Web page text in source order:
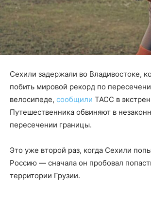
Сехили задержали во Владивостоке,
побить мировой рекорд по
велосипеде, сообщили ТАСС в
Путешественника обвиняют в
пересечении границы.
Это уже второй раз, когда Сехили
Россию — сначала он пробовал
территории Грузии.